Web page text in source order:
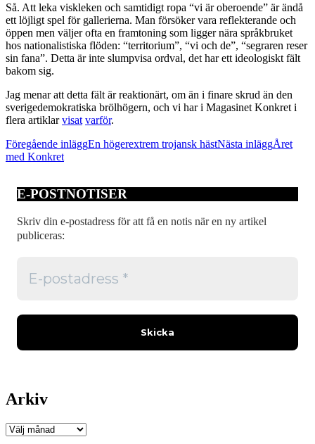
Så. Att leka viskleken och samtidigt ropa “vi är oberoende” är ändå
ett löjligt spel för gallerierna. Man försöker vara reflekterande och
öppen men väljer ofta en framtoning som ligger nära språkbruket
hos nationalistiska flöden: “territorium”, “vi och de”, “segraren reser
sin fana”. Detta är inte slumpvisa ordval, det har ett ideologiskt fält
bakom sig.
Jag menar att detta fält är reaktionärt, om än i finare skrud än den
sverigedemokratiska brölhögern, och vi har i Magasinet Konkret i
flera artiklarvisat varför.
Inläggsnavigering
Föregående inläggEn högerextrem trojansk hästNästa inläggÅret
med Konkret
E-POSTNOTISER
Skriv din e-postadress för att få en notis när en ny artikel
publiceras:
Arkiv
Arkiv